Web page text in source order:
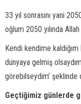
33 yıl sonrasını yani
oğlum 2050 yılında
Kendi kendime
dünyaya gelmiş
görebilseydim’ şeklinde
Geçtiğimiz günlerde